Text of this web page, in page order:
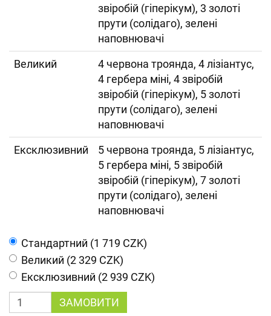
звіробій (гіперікум), 3 золоті
прути (солідаго), зелені
наповнювачі
Великий
4 червона троянда, 4 лізіантус,
4 гербера міні, 4 звіробій
звіробій (гіперікум), 5 золоті
прути (солідаго), зелені
наповнювачі
Ексклюзивний
5 червона троянда, 5 лізіантус,
5 гербера міні, 5 звіробій
звіробій (гіперікум), 7 золоті
прути (солідаго), зелені
наповнювачі
Cтандартний (1 719 CZK)
Великий (2 329 CZK)
Ексклюзивний (2 939 CZK)
ЗАМОВИТИ